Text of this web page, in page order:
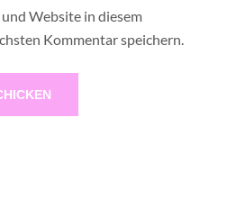
Website in diesem
Kommentar speichern.